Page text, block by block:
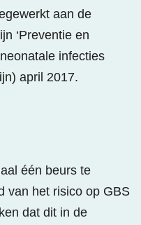
aan de
‘Preventie en
infecties
april 2017.
één beurs te
van het risico op GBS
dat dit in de